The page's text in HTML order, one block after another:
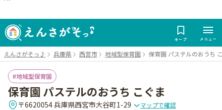
キープ メニュー
えんさがそっ♪ 兵庫県 西宮市 地域型保育園 保育園 パステルのおうち
地域型保育園
保育園 パステルのおうち こぐま
〒6620054 兵庫県西宮市大谷町1-29 マップで確認